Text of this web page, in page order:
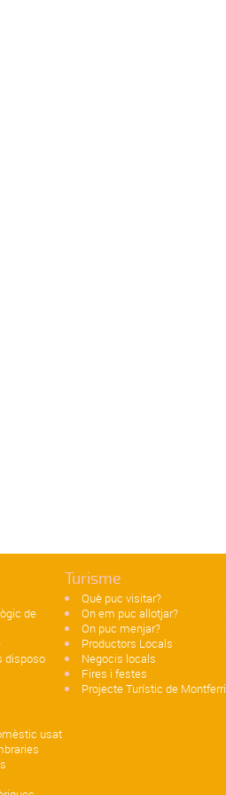
de
disposo
usat
Turisme
Què puc visitar?
On em puc allotjar?
On puc menjar?
Productors Locals
Negocis locals
Fires i festes
Projecte Turístic de Montferri